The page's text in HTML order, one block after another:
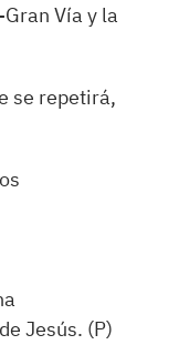
Vía y la
se repetirá,
Jesús. (P)